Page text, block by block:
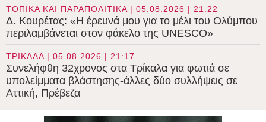
ΤΟΠΙΚΑ ΚΑΙ ΠΑΡΑΠΟΛΙΤΙΚΑ | 05.08.2026 | 21:22
Δ. Κουρέτας: «Η έρευνά μου για το μέλι του Ολύμπου
περιλαμβάνεται στον φάκελο της UNESCO»
ΤΡΙΚΑΛΑ | 05.08.2026 | 21:17
Συνελήφθη 32χρονος στα Τρίκαλα για φωτιά σε
υπολείμματα βλάστησης-άλλες δύο συλλήψεις σε
Αττική, Πρέβεζα